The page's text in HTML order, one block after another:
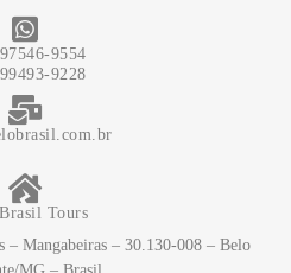
9554
9228
Tours
– Mangabeiras – 30.130-008 – Belo